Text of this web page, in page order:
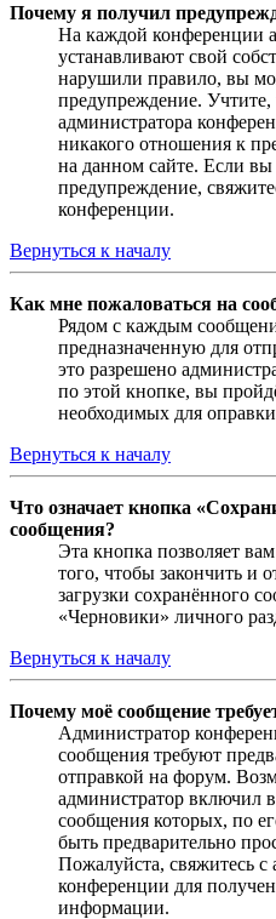
Почему я получил
На каждой конференции
устанавливают свой
нарушили правило, вы
предупреждение. Учтите,
администратора
никакого отношения к
на данном сайте. Если вы
предупреждение,
конференции.
Вернуться к началу
Как мне пожаловаться на
Рядом с каждым
предназначенную для
это разрешено
по этой кнопке, вы
необходимых для
Вернуться к началу
Что означает кнопка
сообщения?
Эта кнопка позволяет
того, чтобы закончить и
загрузки сохранённого
«Черновики» личного
Вернуться к началу
Почему моё сообщение
Администратор
сообщения требуют
отправкой на форум.
администратор включил
сообщения которых, по
быть предварительно
Пожалуйста, свяжитесь с
конференции для
информации.